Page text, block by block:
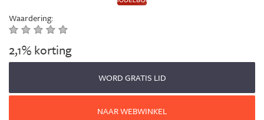
Waardering:
2,1% korting
WORD GRATIS LID
NAAR WEBWINKEL